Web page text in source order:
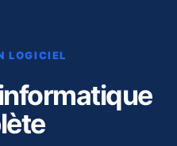
LOGICIEL